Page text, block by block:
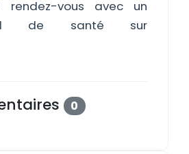
rendez-vous avec un
de santé sur
0